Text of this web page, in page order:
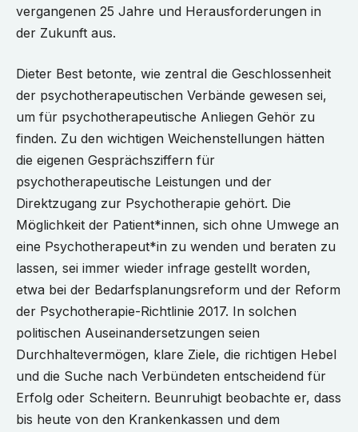
vergangenen 25 Jahre und Herausforderungen in
der Zukunft aus.
Dieter Best betonte, wie zentral die Geschlossenheit
der psychotherapeutischen Verbände gewesen sei,
um für psychotherapeutische Anliegen Gehör zu
finden. Zu den wichtigen Weichenstellungen hätten
die eigenen Gesprächsziffern für
psychotherapeutische Leistungen und der
Direktzugang zur Psychotherapie gehört. Die
Möglichkeit der Patient*innen, sich ohne Umwege an
eine Psychotherapeut*in zu wenden und beraten zu
lassen, sei immer wieder infrage gestellt worden,
etwa bei der Bedarfsplanungsreform und der Reform
der Psychotherapie-Richtlinie 2017. In solchen
politischen Auseinandersetzungen seien
Durchhaltevermögen, klare Ziele, die richtigen Hebel
und die Suche nach Verbündeten entscheidend für
Erfolg oder Scheitern. Beunruhigt beobachte er, dass
bis heute von den Krankenkassen und dem